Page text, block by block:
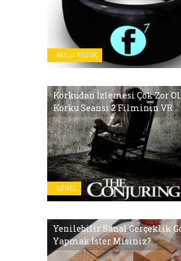
AKILLI YÜZÜK
GENEL
Korkudan İzlemesi Çok Zor
Korku Seansı 2 Filminin VR ...
Yenilebilir Sanal Gerçeklik
Yapmak İster Misiniz?